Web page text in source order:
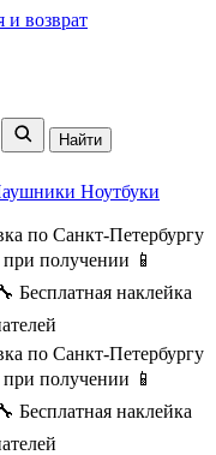
и возврат
Найти
Ноутбуки
по Санкт-Петербургу
получении 📱
Бесплатная наклейка
по Санкт-Петербургу
получении 📱
Бесплатная наклейка